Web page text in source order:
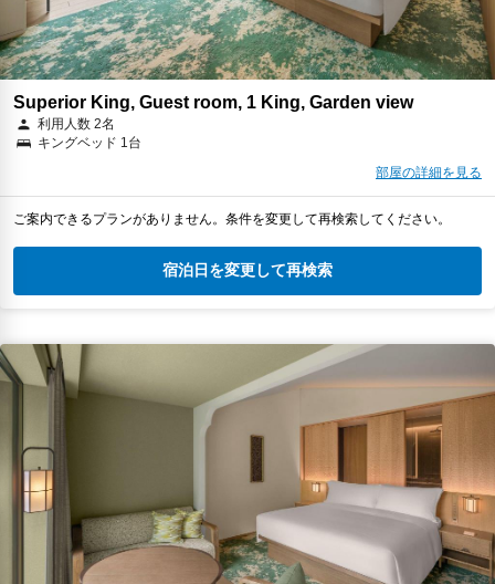
Superior King, Guest room, 1 King, Garden view
利用人数 2名
キングベッド 1台
部屋の詳細を見る
ご案内できるプランがありません。条件を変更して再検索してください。
宿泊日を変更して再検索